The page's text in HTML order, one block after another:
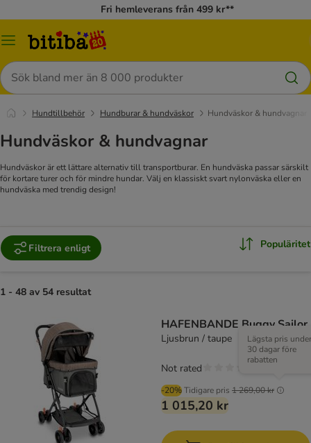
Fri hemleverans från 499 kr**
Meny
Sök
Hundtillbehör Hundburar & hundväskor Hundväskor & hundvagnar
Hundväskor & hundvagnar
Hundväskor är ett lättare alternativ till transportburar. En hundväska passar särskilt
för kortare turer och för mindre hundar. Välj en klassiskt svart nylonväska eller en
hundväska med trendig design!
Filtrera enligt Populäritet
1 - 48 av 54 resultat
HAFENBANDE Buggy Sailor
Ljusbrun / taupe
-20%Tidigare pris 1 269,00 kr
Lägsta pris under
30 dagar före
rabatten
1 015,20 kr
Not rated